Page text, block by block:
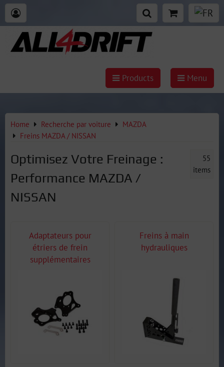
Products Menu
Home Recherche par voiture
MAZDA
Freins MAZDA / NISSAN
Optimisez Votre Freinage :
Performance MAZDA /
NISSAN
55
items
Adaptateurs pour
étriers de frein
supplémentaires
Freins à main
hydrauliques